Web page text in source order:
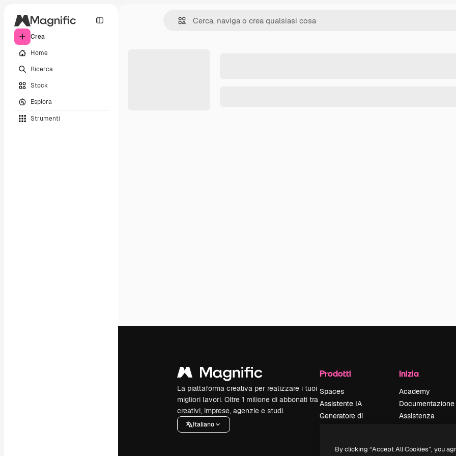
Crea
Home
Ricerca
Stock
Esplora
Strumenti
La piattaforma creativa per realizzare i tuoi
migliori lavori. Oltre 1 milione di abbonati tra
creativi, imprese, agenzie e studi.
Italiano
Prodotti
Spaces
Assistente IA
Generatore di
Inizia
Academy
Documentazione
Assistenza
Politica sulla
By clicking “Accept All Cookies”, you